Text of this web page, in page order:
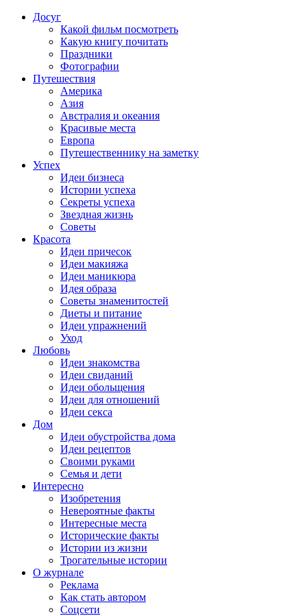
Досуг
Какой фильм посмотреть
Какую книгу почитать
Праздники
Фотографии
Путешествия
Америка
Азия
Австралия и океания
Красивые места
Европа
Путешественнику на заметку
Успех
Идеи бизнеса
Истории успеха
Секреты успеха
Звездная жизнь
Советы
Красота
Идеи причесок
Идеи макияжа
Идеи маникюра
Идея образа
Советы знаменитостей
Диеты и питание
Идеи упражнений
Уход
Любовь
Идеи знакомства
Идеи свиданий
Идеи обольщения
Идеи для отношений
Идеи секса
Дом
Идеи обустройства дома
Идеи рецептов
Своими руками
Семья и дети
Интересно
Изобретения
Невероятные факты
Интересные места
Исторические факты
Истории из жизни
Трогательные истории
О журнале
Реклама
Как стать автором
Соцсети